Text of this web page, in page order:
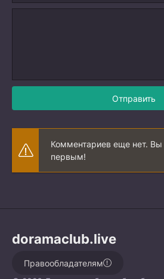
Отправить
Комментариев еще нет. Вы
первым!
doramaclub.live
Правообладателям